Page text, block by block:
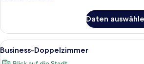
Maisonette,
Dachterrasse
Daten
Alle
Fotos
Ein
7
Business-Doppelzimmer